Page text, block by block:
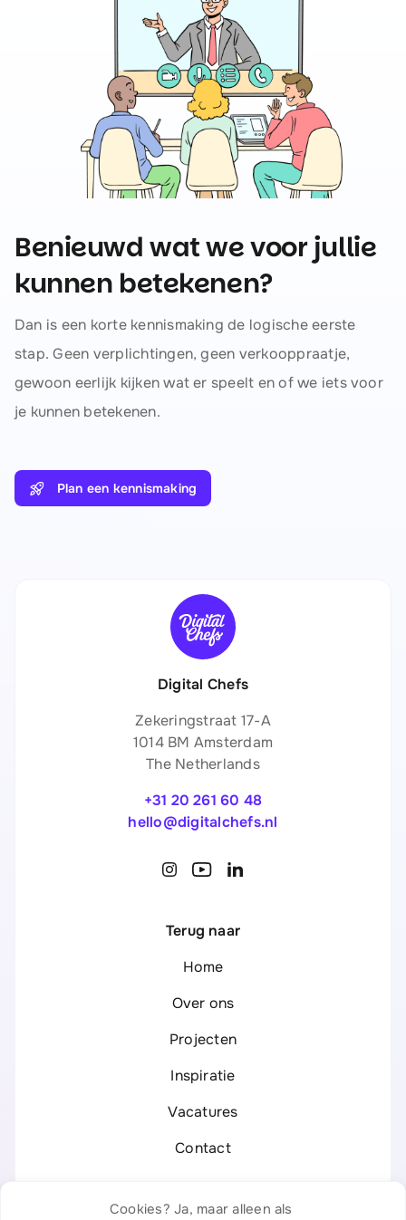
Cookies? Ja, maar alleen als
Benieuwd wat we voor jullie
kunnen betekenen?
Dan is een korte kennismaking de logische eerste
stap. Geen verplichtingen, geen verkooppraatje,
gewoon eerlijk kijken wat er speelt en of we iets voor
je kunnen betekenen.
Plan een kennismaking
Digital Chefs
Zekeringstraat 17-A
1014 BM Amsterdam
The Netherlands
+31 20 261 60 48
hello@digitalchefs.nl
Terug naar
Home
Over ons
Projecten
Inspiratie
Vacatures
Contact